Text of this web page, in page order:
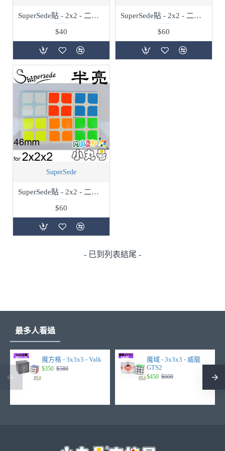
SuperSede貼 - 2x2 - 二階通用 - 50mm - 標準配
$40
SuperSede貼 - 2x2 - 二階通用 - 50mm - 半亮
$60
SuperSede
SuperSede貼 - 2x2 - 二階通用 - 46mm - 半亮
$60
- 已到列表結尾 -
最多人看過
魔方格 - 3x3x3 - Valk
$350 $580
魔域 - 3x3x3 - 威龍
GTS2
$450 $600